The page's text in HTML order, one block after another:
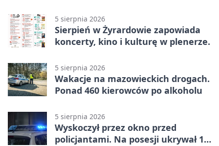
5 sierpnia 2026
Sierpień w Żyrardowie zapowiada
koncerty, kino i kulturę w plenerze.
5 sierpnia 2026
Wakacje na mazowieckich drogach.
Ponad 460 kierowców po alkoholu
5 sierpnia 2026
Wyskoczył przez okno przed
policjantami. Na posesji ukrywał 12